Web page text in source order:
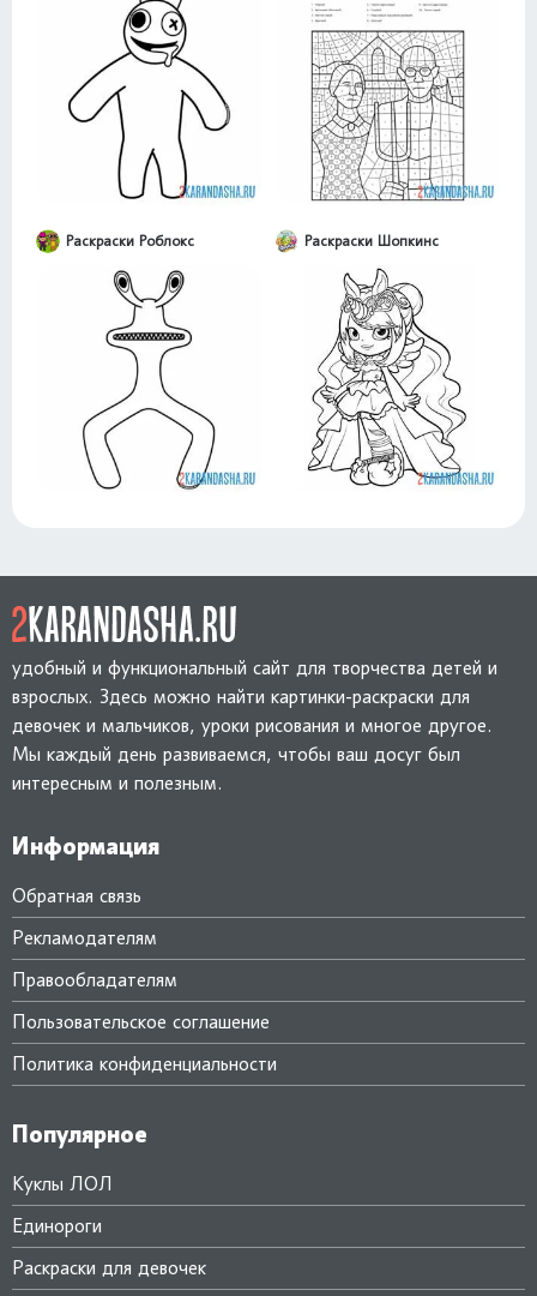
Раскраски Роблокс Раскраски Шопкинс
удобный и функциональный сайт для творчества детей и
взрослых. Здесь можно найти картинки-раскраски для
девочек и мальчиков, уроки рисования и многое другое.
Мы каждый день развиваемся, чтобы ваш досуг был
интересным и полезным.
Информация
Обратная связь
Рекламодателям
Правообладателям
Пользовательское соглашение
Политика конфиденциальности
Популярное
Куклы ЛОЛ
Единороги
Раскраски для девочек